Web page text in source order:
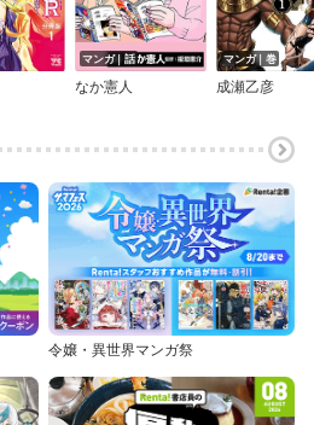
マンガ｜話
なか憲人
マンガ｜巻
成瀬乙彦
令嬢・異世界マンガ祭